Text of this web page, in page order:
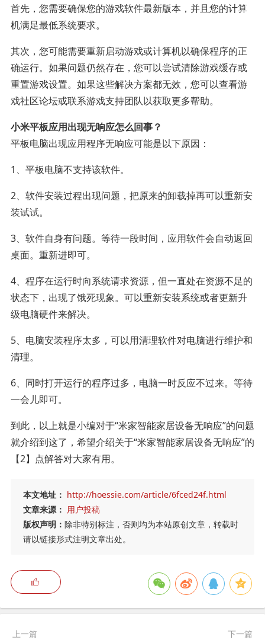
首先，您需要确保您的游戏软件最新版本，并且您的计算
机满足最低系统要求。
其次，您可能需要重新启动游戏或计算机以确保程序的正
确运行。如果问题仍然存在，您可以尝试清除游戏缓存或
重置游戏设置。如果这些解决方案都无效，您可以查看游
戏社区论坛或联系游戏支持团队以获取更多帮助。
小米平板应用出现无响应怎么回事？
平板电脑出现应用程序无响应可能是以下原因：
1、平板电脑不支持该软件。
2、软件安装过程出现问题，把原来的卸载掉再可以重新安
装试试。
3、软件自身有问题。等待一段时间，应用软件会自动返回
桌面。重新进即可。
4、程序在运行时向系统请求资源，但一直处在资源不足的
状态下，出现了饿死现象。可以重新安装系统或者更新升
级电脑硬件来解决。
5、电脑安装程序太多，可以用清理软件对电脑进行维护和
清理。
6、同时打开运行的程序过多，电脑一时反应不过来。等待
一会儿即可。
到此，以上就是小编对于“米家智能家居设备无响应”的问题
就介绍到这了，希望介绍关于“米家智能家居设备无响应”的
【2】点解答对大家有用。
本文地址： http://hoessie.com/article/6fced24f.html
文章来源： 用户投稿
版权声明： 除非特别标注，否则均为本站原创文章，转载时
请以链接形式注明文章出处。
上一篇 下一篇